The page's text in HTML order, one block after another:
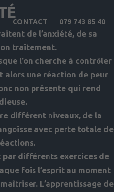
CONTACT 079 743 85 40
de l’anxiété, de sa
traitement.
l’on cherche à contrôler
alors une réaction de peur
non présente qui rend
différent niveaux, de la
avec perte totale de
par différents exercices de
fois l’esprit au moment
L’apprentissage de